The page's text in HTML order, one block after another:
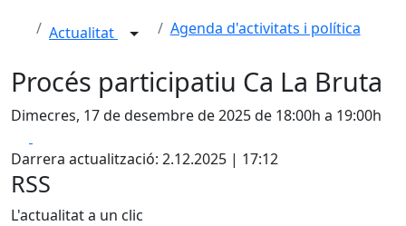
Actualitat Agenda d'activitats i política
Procés participatiu Ca La Bruta
Dimecres, 17 de desembre de 2025 de 18:00h a 19:00h
Darrera actualització: 2.12.2025 | 17:12
RSS
L'actualitat a un clic